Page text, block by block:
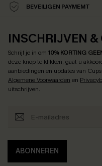
BEVEILIGEN PAYMEMT
INSCHRIJVEN &
Schrijf je in om 10% KORTING
deze knop te klikken, gaat u
aanbiedingen en updates van
Algemene Voorwaarden en
uitschrijven.
ABONNEREN